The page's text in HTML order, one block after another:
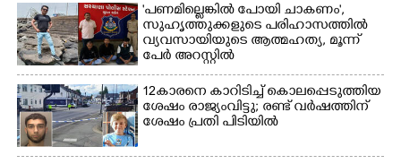
'പണമില്ലെങ്കിൽ പോയി ചാകണം',
സുഹൃത്തുക്കളുടെ പരിഹാസത്തിൽ
വ്യവസായിയുടെ ആത്മഹത്യ, മൂന്ന്
പേർ അറസ്റ്റിൽ
12കാരനെ കാറിടിച്ച് കൊലപ്പെടുത്തിയ
ശേഷം രാജ്യംവിട്ടു; രണ്ട് വർഷത്തിന്
ശേഷം പ്രതി പിടിയിൽ
×
Share this link